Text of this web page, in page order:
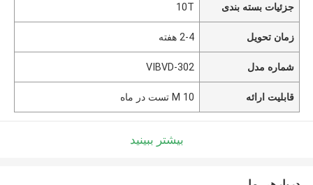
جزئیات بسته بندی 10T
زمان تحویل 2-4 هفته
شماره مدل VIBVD-302
قابلیت ارائه 10 M تست در ماه
بیشتر ببینید